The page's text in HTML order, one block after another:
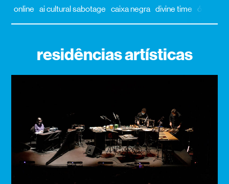
online ai cultural sabotage caixa negra divine time órbita
residências artísticas